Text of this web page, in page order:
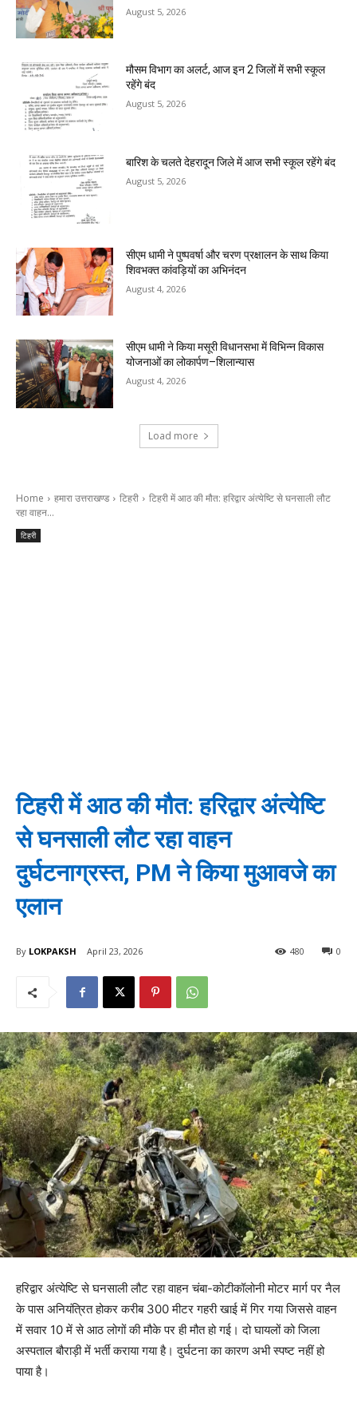
August 5, 2026
मौसम विभाग का अलर्ट, आज इन 2 जिलों में सभी स्कूल
रहेंगे बंद
August 5, 2026
बारिश के चलते देहरादून जिले में आज सभी स्कूल रहेंगे बंद
August 5, 2026
सीएम धामी ने पुष्पवर्षा और चरण प्रक्षालन के साथ किया
शिवभक्त कांवड़ियों का अभिनंदन
August 4, 2026
सीएम धामी ने किया मसूरी विधानसभा में विभिन्न विकास
योजनाओं का लोकार्पण–शिलान्यास
August 4, 2026
Load more